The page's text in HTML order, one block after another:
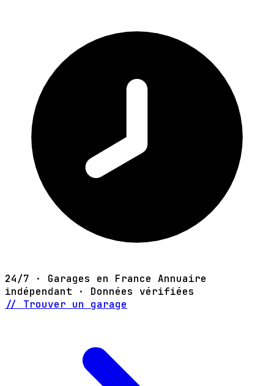
24/7 · Garages en France Annuaire
indépendant · Données vérifiées
// Trouver un garage